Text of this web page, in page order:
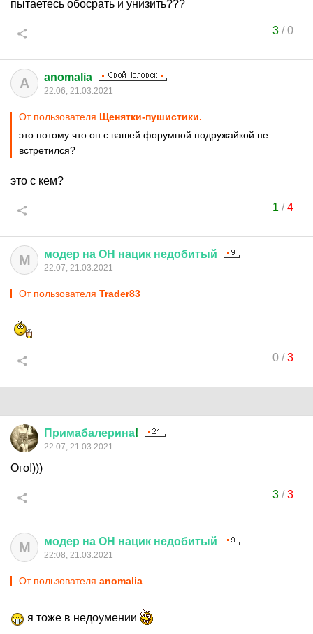
пытаетесь обосрать и унизить???
3/0
A anomalia
22:06, 21.03.2021
От пользователя Щенятки-пушистики.
это потому что он с вашей форумной подружайкой не
встретился?
это с кем?
1 /4
М модер на ОН нацик недобитый
22:07, 21.03.2021
От пользователя Trader83
0/3
Примабалерина!
22:07, 21.03.2021
Ого!)))
3/3
М модер на ОН нацик недобитый
22:08, 21.03.2021
От пользователя anomalia
я тоже в недоумении